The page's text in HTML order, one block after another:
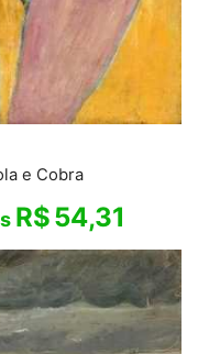
e Cobra
R$54,31